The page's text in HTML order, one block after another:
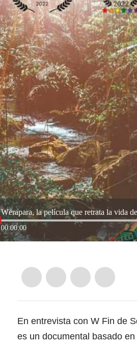
Wërapara, la película que retrata la vida
00:00:00
En entrevista con W Fin de
es un documental basado